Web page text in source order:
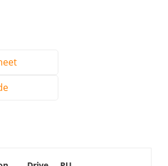
geometry decreases the risk of
for hardwoods used for the